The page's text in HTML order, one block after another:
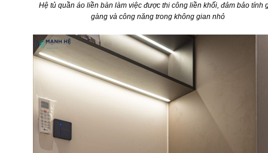
Hệ tủ quần áo liền bàn làm việc được thi công liền khối, đảm bảo tính
gàng và công năng trong không gian nhỏ